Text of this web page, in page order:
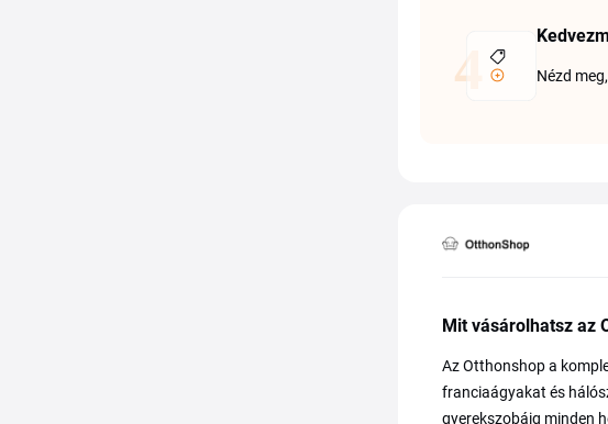
Nézd
Mit vásárolhatsz az
Az Otthonshop a
franciaágyakat és
gyerekszobáig minden